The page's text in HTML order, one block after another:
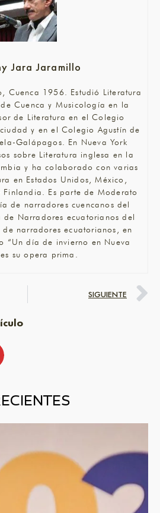
Jara Jaramillo
Cuenca 1956. Estudió Literatura
Cuenca y Musicología en la
de Literatura en el Colegio
y en el Colegio Agustín de
Galápagos. En Nueva York
sobre Literatura inglesa en la
y ha colaborado con varias
en Estados Unidos, México,
Es parte de Moderato
de narradores cuencanos del
de Narradores ecuatorianos del
de narradores ecuatorianos, en
“Un día de invierno en Nueva
su opera prima.
SIGUIENTE